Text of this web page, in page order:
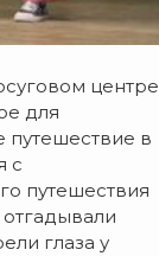
центре
для
путешествие в
с
путешествия
глаза у